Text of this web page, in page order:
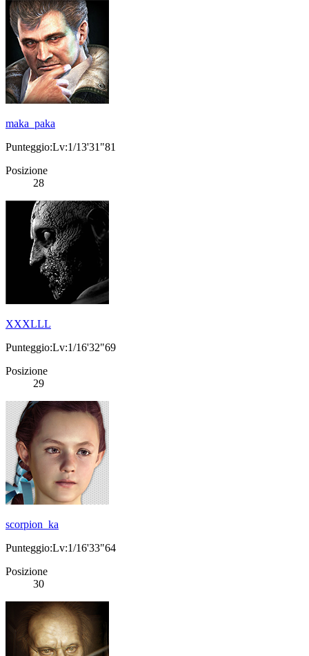
maka_paka
Punteggio:Lv:1/13'31"81
Posizione
28
XXXLLL
Punteggio:Lv:1/16'32"69
Posizione
29
scorpion_ka
Punteggio:Lv:1/16'33"64
Posizione
30